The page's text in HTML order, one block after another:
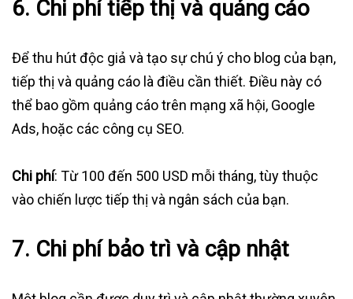
6. Chi phí tiếp thị và quảng cáo
Để thu hút độc giả và tạo sự chú ý cho blog của bạn,
tiếp thị và quảng cáo là điều cần thiết. Điều này có
thể bao gồm quảng cáo trên mạng xã hội, Google
Ads, hoặc các công cụ SEO.
Chi phí: Từ 100 đến 500 USD mỗi tháng, tùy thuộc
vào chiến lược tiếp thị và ngân sách của bạn.
7. Chi phí bảo trì và cập nhật